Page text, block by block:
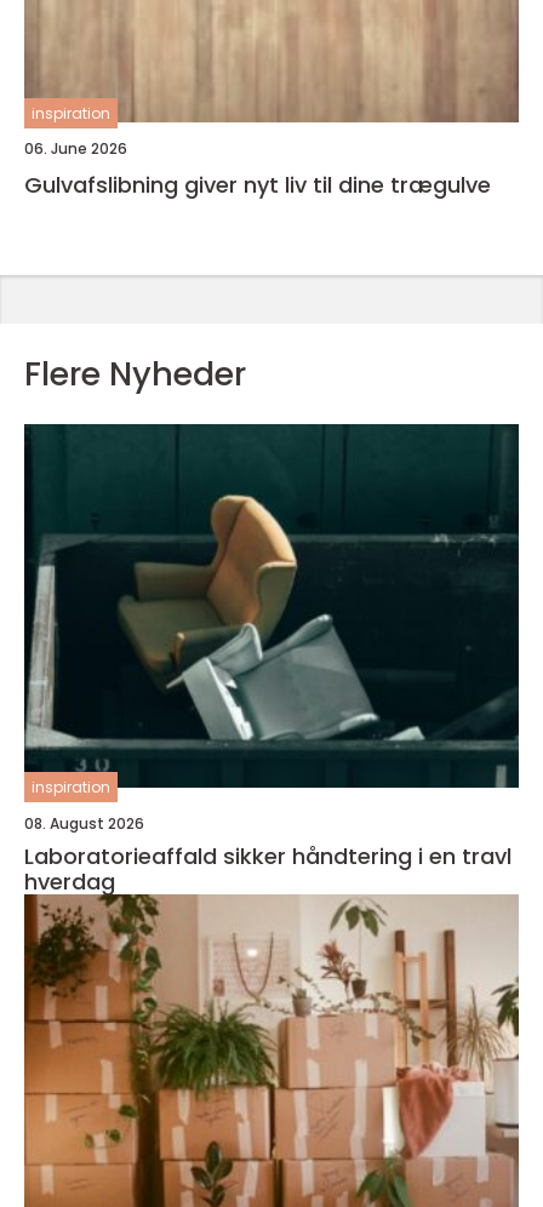
inspiration
06. June 2026
Gulvafslibning giver nyt liv til dine trægulve
Flere Nyheder
inspiration
08. August 2026
Laboratorieaffald sikker håndtering i en travl
hverdag